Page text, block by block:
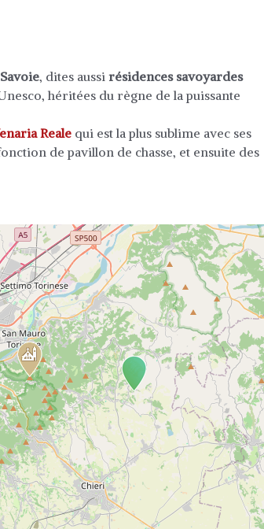
, dites aussi résidences savoyardes
héritées du règne de la puissante
Reale qui est la plus sublime avec ses
de pavillon de chasse, et ensuite des
files are missing.